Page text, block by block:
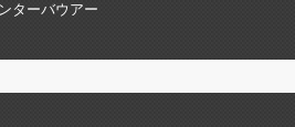
ターバウアー